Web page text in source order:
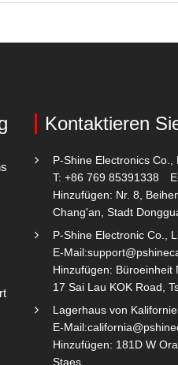
Kontaktieren
P-Shine Electronics Co.,
T: +86 769 85391338
Hinzufügen: Nr. 8,
Chang'an, Stadt
P-Shine Electronic Co.,
E-Mail:
Hinzufügen: Büroeinheit
17 Sai Lau KOK Road,
Lagerhaus von
E-Mail:
Hinzufügen: 181D W
Staes